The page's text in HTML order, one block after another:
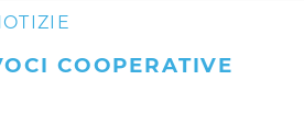
COOPERATIVE